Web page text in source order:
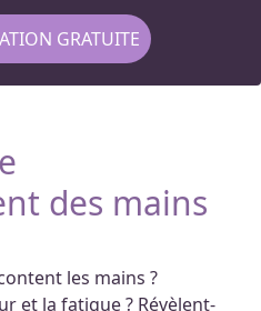
GRATUITE
des mains
les mains ?
et la fatigue ? Révèlent-